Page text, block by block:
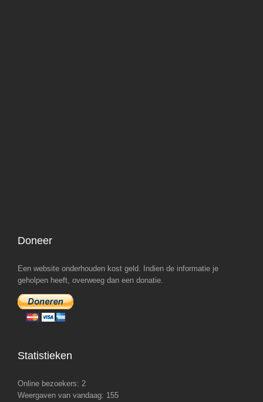
Doneer
Een website onderhouden kost geld. Indien de informatie je
geholpen heeft, overweeg dan een donatie.
Statistieken
Online bezoekers: 2
Weergaven van vandaag: 155